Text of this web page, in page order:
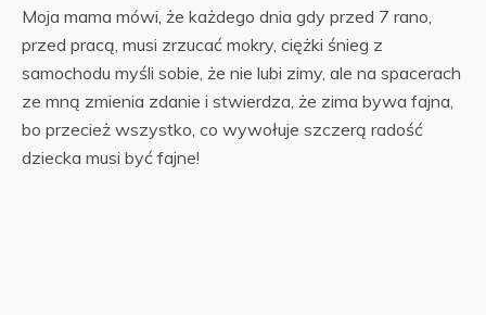
Moja mama mówi, że każdego dnia gdy przed 7 rano,
przed pracą, musi zrzucać mokry, ciężki śnieg z
samochodu myśli sobie, że nie lubi zimy, ale na spacerach
ze mną zmienia zdanie i stwierdza, że zima bywa fajna,
bo przecież wszystko, co wywołuje szczerą radość
dziecka musi być fajne!